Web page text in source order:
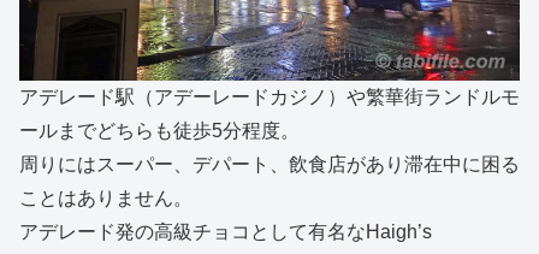
アデレード駅（アデーレードカジノ）や繁華街ランドルモ
ールまでどちらも徒歩5分程度。
周りにはスーパー、デパート、飲食店があり滞在中に困る
ことはありません。
アデレード発の高級チョコとして有名なHaigh’s